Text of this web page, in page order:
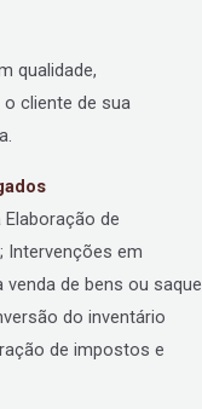
qualidade,
cliente de sua
de
Intervenções em
de bens ou saque
do inventário
de impostos e